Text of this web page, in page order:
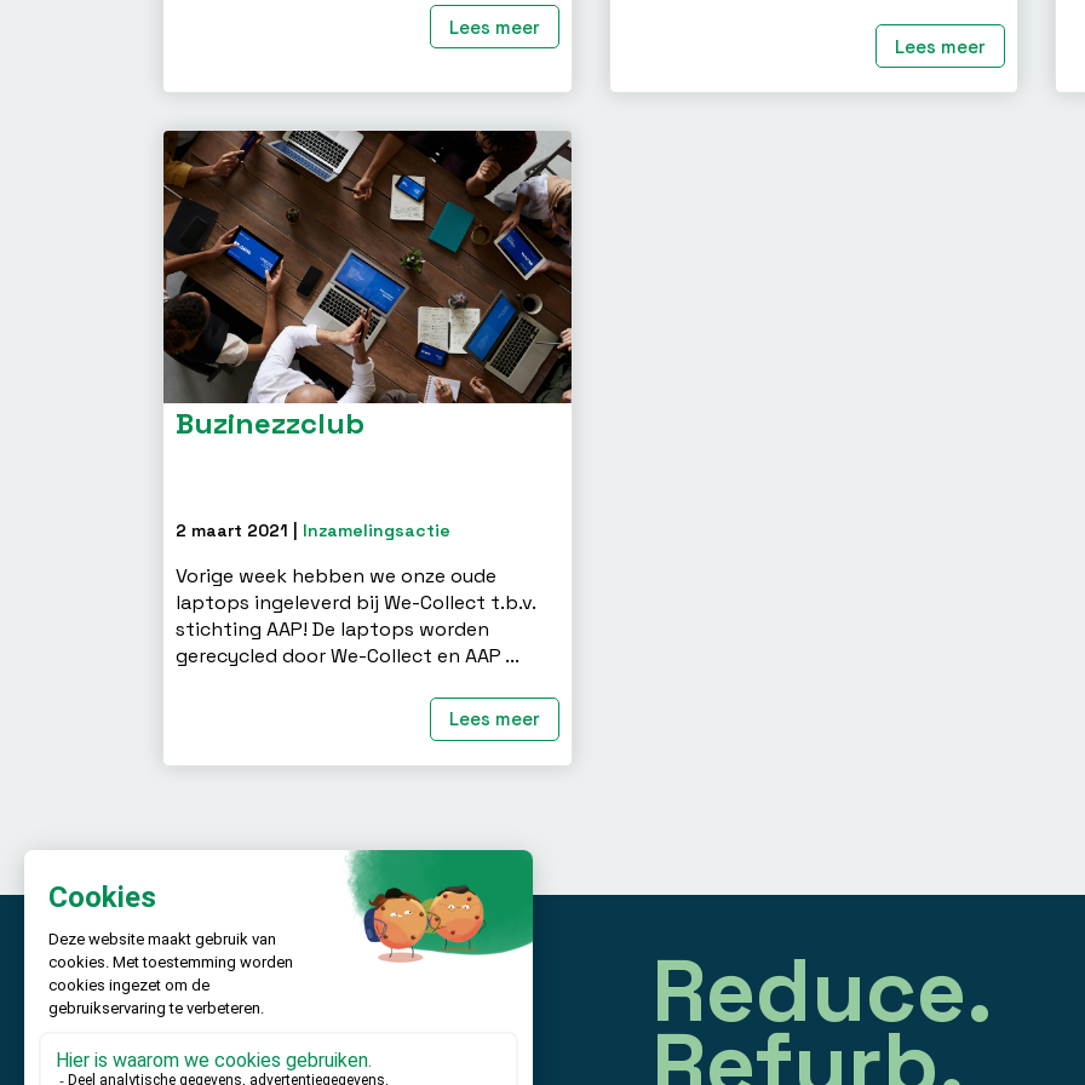
Lees meer
Lees meer
Buzinezzclub
2 maart 2021 | Inzamelingsactie
Vorige week hebben we onze oude
laptops ingeleverd bij We-Collect t.b.v.
stichting AAP! De laptops worden
gerecycled door We-Collect en AAP ...
Lees meer
We-Collect haalt jouw oude mobiele
Reduce.